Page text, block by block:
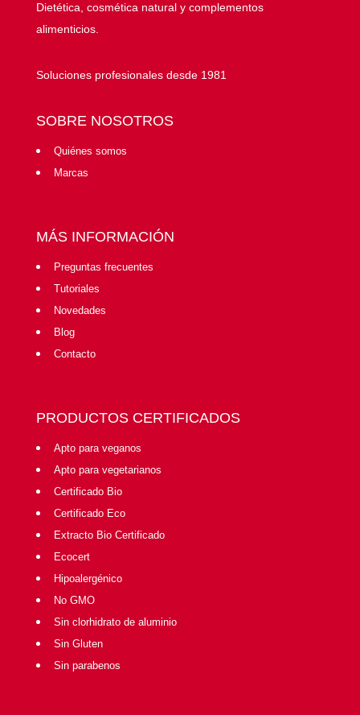
Dietética, cosmética natural y complementos
alimenticios.
Soluciones profesionales desde 1981
SOBRE NOSOTROS
Quiénes somos
Marcas
MÁS INFORMACIÓN
Preguntas frecuentes
Tutoriales
Novedades
Blog
Contacto
PRODUCTOS CERTIFICADOS
Apto para veganos
Apto para vegetarianos
Certificado Bio
Certificado Eco
Extracto Bio Certificado
Ecocert
Hipoalergénico
No GMO
Sin clorhidrato de aluminio
Sin Gluten
Sin parabenos